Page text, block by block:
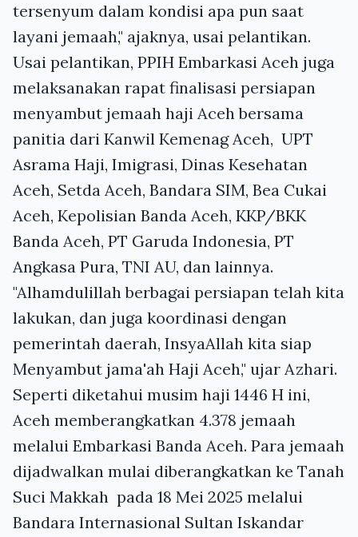
tersenyum dalam kondisi apa pun saat
layani jemaah," ajaknya, usai pelantikan.
Usai pelantikan, PPIH Embarkasi Aceh juga
melaksanakan rapat finalisasi persiapan
menyambut jemaah haji Aceh bersama
panitia dari Kanwil Kemenag Aceh, UPT
Asrama Haji, Imigrasi, Dinas Kesehatan
Aceh, Setda Aceh, Bandara SIM, Bea Cukai
Aceh, Kepolisian Banda Aceh, KKP/BKK
Banda Aceh, PT Garuda Indonesia, PT
Angkasa Pura, TNI AU, dan lainnya.
"Alhamdulillah berbagai persiapan telah kita
lakukan, dan juga koordinasi dengan
pemerintah daerah, InsyaAllah kita siap
Menyambut jama'ah Haji Aceh," ujar Azhari.
Seperti diketahui musim haji 1446 H ini,
Aceh memberangkatkan 4.378 jemaah
melalui Embarkasi Banda Aceh. Para jemaah
dijadwalkan mulai diberangkatkan ke Tanah
Suci Makkah pada 18 Mei 2025 melalui
Bandara Internasional Sultan Iskandar